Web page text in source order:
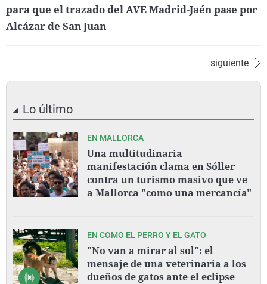
para que el trazado del AVE Madrid-Jaén pase por
Alcázar de San Juan
siguiente
Lo último
EN MALLORCA
Una multitudinaria
manifestación clama en Sóller
contra un turismo masivo que ve
a Mallorca "como una mercancía"
EN COMO EL PERRO Y EL GATO
"No van a mirar al sol": el
mensaje de una veterinaria a los
dueños de gatos ante el eclipse